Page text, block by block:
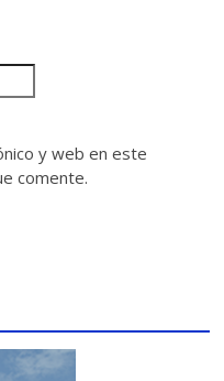
y web en este
comente.